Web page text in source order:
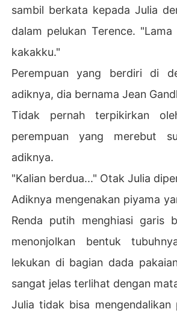
sambil berkata kepada Julia
dalam pelukan Terence.
kakakku."
Perempuan yang berdiri di
adiknya, dia bernama Jean
Tidak pernah terpikirkan
perempuan yang merebut
adiknya.
"Kalian berdua..." Otak Julia
Adiknya mengenakan piyama
Renda putih menghiasi garis
menonjolkan bentuk
lekukan di bagian dada
sangat jelas terlihat dengan
Julia tidak bisa mengendalikan